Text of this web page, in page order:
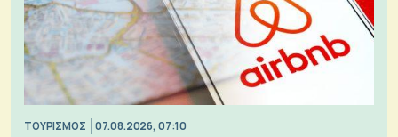
ΤΟΥΡΙΣΜΟΣ 07.08.2026, 07:10